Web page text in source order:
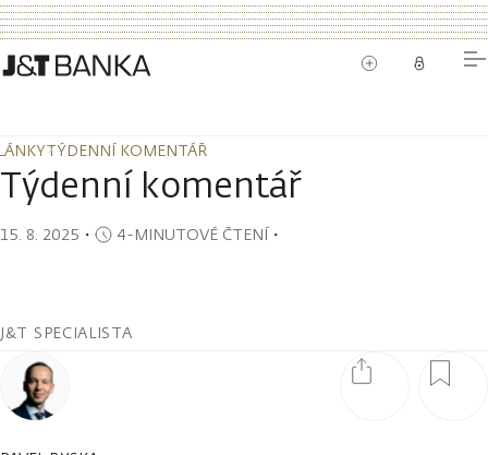
TÝDENNÍ KOMENTÁŘ
TÝDENNÍ KOMENTÁŘ
Týdenní komentář
15. 8. 2025 ・ 4-MINUTOVÉ ČTENÍ・
J&T SPECIALISTA